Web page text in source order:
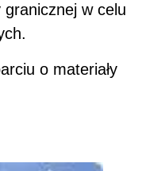
granicznej w celu
o materiały